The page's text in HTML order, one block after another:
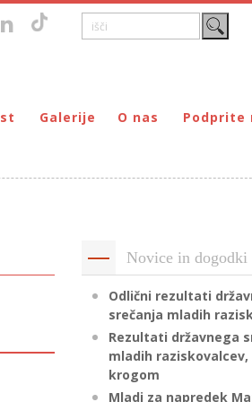
prijateljev mladine Maribor
Galerije O nas
Poslanstvo
Partnerji
Transparentnost
Podprite
DONIRAJ –
Novice in dogodki
Odlični rezultati
srečanja mladih
Rezultati državnega
mladih raziskovalcev,
krogom
Mladi za napredek